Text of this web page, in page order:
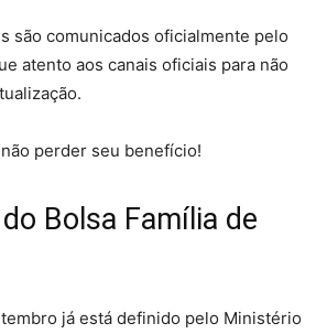
são comunicados oficialmente pelo
atento aos canais oficiais para não
perder seu benefício!
Bolsa Família de
já está definido pelo Ministério